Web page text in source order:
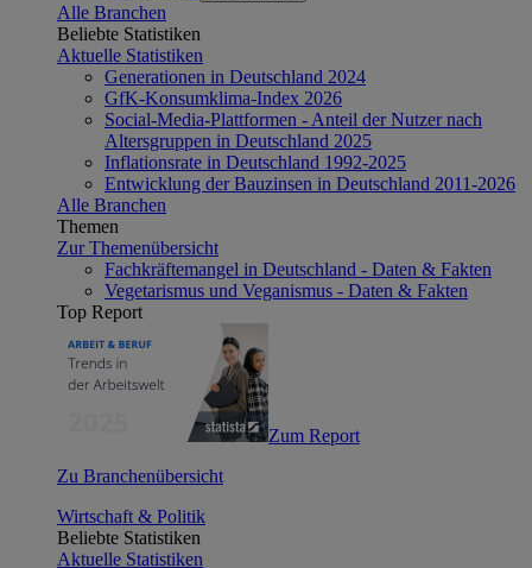
Alle Branchen
Beliebte Statistiken
Aktuelle Statistiken
Generationen in Deutschland 2024
GfK-Konsumklima-Index 2026
Social-Media-Plattformen - Anteil der Nutzer nach
Altersgruppen in Deutschland 2025
Inflationsrate in Deutschland 1992-2025
Entwicklung der Bauzinsen in Deutschland 2011-2026
Alle Branchen
Themen
Zur Themenübersicht
Fachkräftemangel in Deutschland - Daten & Fakten
Vegetarismus und Veganismus - Daten & Fakten
Top Report
Zum Report
Zu Branchenübersicht
Wirtschaft & Politik
Beliebte Statistiken
Aktuelle Statistiken